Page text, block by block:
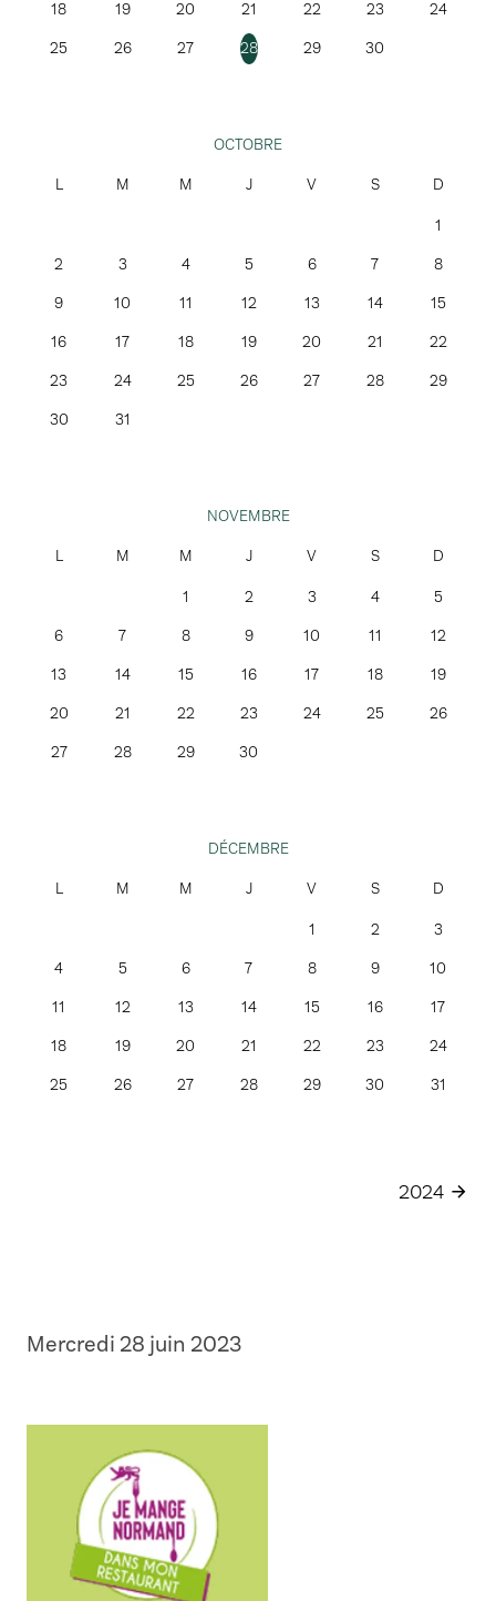
18 19 20 21 22 23
24
25
26 27 28 29 30
OCTOBRE
1
2
3 4 5 6 7
8
9
10 11 12 13 14
15
16
17 18 19 20 21
22
23
24 25 26 27 28
29
30
31
NOVEMBRE
1 2 3 4
5
6
7 8 9 10 11
12
13
14 15 16 17 18
19
20
21 22 23 24 25
26
27
28 29 30
DÉCEMBRE
1 2
3
4
5 6 7 8 9
10
11
12 13 14 15 16
17
18
19 20 21 22 23
24
25
26 27 28 29 30 31
2024
Mercredi 28 juin 2023